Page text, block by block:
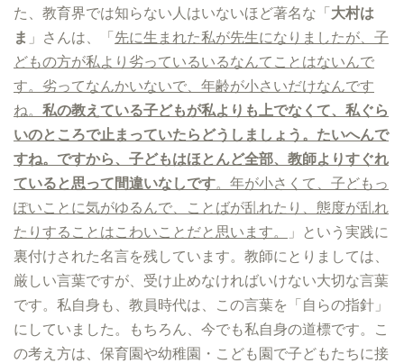
た、教育界では知らない人はいないほど著名な「大村は
ま 」さんは、「先に生まれた私が先生になりましたが、子
どもの方が私より劣っているいるなんてことはないんで
す。劣ってなんかいないで、年齢が小さいだけなんです
ね。 私の教えている子どもが私よりも上でなくて、私ぐら
いのところで止まっていたらどうしましょう。たいへんで
すね。ですから、子どもはほとんど全部、教師よりすぐれ
ていると思って間違いなしです。年が小さくて、子どもっ
ぽいことに気がゆるんで、ことばが乱れたり、態度が乱れ
たりすることはこわいことだと思います。
」という実践に
裏付けされた名言を残しています。教師にとりましては、
厳しい言葉ですが、受け止めなければいけない大切な言葉
です。私自身も、教員時代は、この言葉を「自らの指針」
にしていました。もちろん、今でも私自身の道標です。こ
の考え方は、保育園や幼稚園・こども園で子どもたちに接